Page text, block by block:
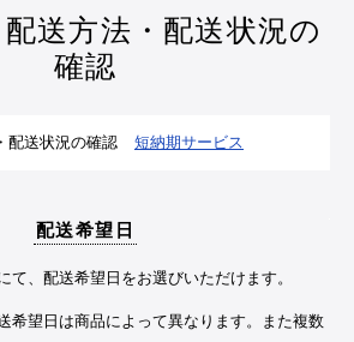
送方法・配送状況の
確認
配送状況の確認 短納期サービス
配送希望日
て、配送希望日をお選びいただけます。
希望日は商品によって異なります。また複数